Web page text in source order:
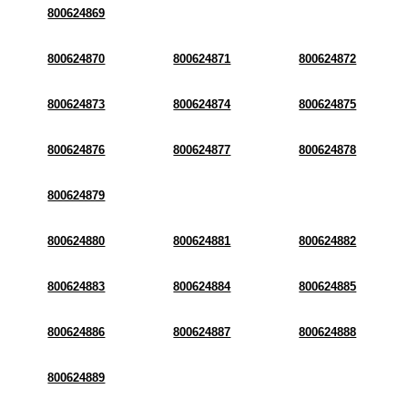
800624869
800624870 800624871 800624872
800624873 800624874 800624875
800624876 800624877 800624878
800624879
800624880 800624881 800624882
800624883 800624884 800624885
800624886 800624887 800624888
800624889